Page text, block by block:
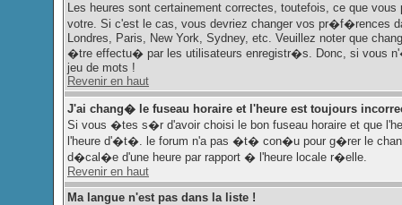
Les heures sont certainement correctes, toutefois, ce que
votre. Si c'est le cas, vous devriez changer vos pr�f�rences
Londres, Paris, New York, Sydney, etc. Veuillez noter que
�tre effectu� par les utilisateurs enregistr�s. Donc, si vous
jeu de mots !
Revenir en haut
J'ai chang� le fuseau horaire et l'heure est toujours
Si vous �tes s�r d'avoir choisi le bon fuseau horaire et que
l'heure d'�t�. le forum n'a pas �t� con�u pour g�rer le
d�cal�e d'une heure par rapport � l'heure locale r�elle.
Revenir en haut
Ma langue n'est pas dans la liste !